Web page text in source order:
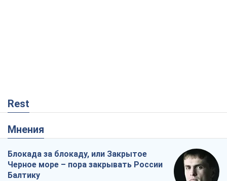
Rest
Мнения
Блокада за блокаду, или Закрытое
Черное море – пора закрывать России
Балтику